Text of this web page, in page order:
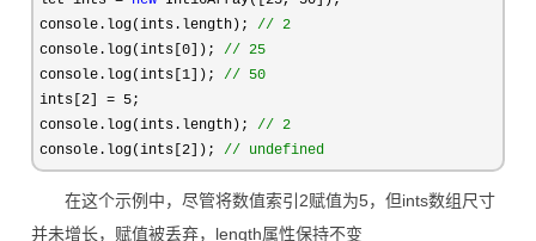
console.log(ints.length); // 2
console.log(ints[0]); // 25
console.log(ints[1]); // 50
ints[2] = 5;
console.log(ints.length); // 2
console.log(ints[2]); // undefined
在这个示例中，尽管将数值索引2赋值为5，但ints数组尺寸
并未增长，赋值被丢弃，length属性保持不变